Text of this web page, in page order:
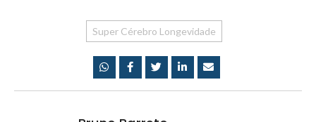
Super Cérebro Longevidade